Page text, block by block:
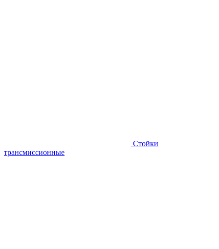
Стойки
трансмиссионные